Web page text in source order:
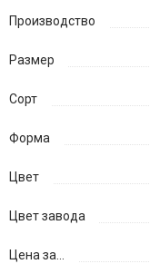
Производство
Размер
Сорт
Форма
Цвет
Цвет завода
Цена за...